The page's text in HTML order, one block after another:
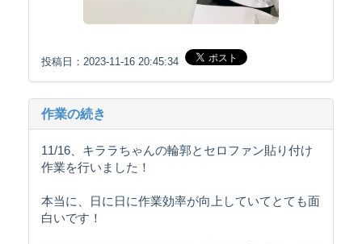
投稿日：2023-11-16 20:45:34
作業の続き
11/16、キララちゃんの輪郭とセロファン貼り付け
作業を行いました！
本当に、日に日に作業効率が向上していてとても面
白いです！